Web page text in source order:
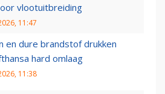
vlootuitbreiding
11:47
en dure brandstof drukken
hard omlaag
11:38